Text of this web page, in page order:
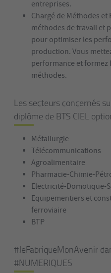
entreprises.
Chargé de Méthodes et
méthodes de travail et
pour optimiser les
production. Vous
performance et formez
méthodes.
Les secteurs concernés
diplôme de BTS CIEL
Métallurgie
Télécommunications
Agroalimentaire
Pharmacie-Chimie-
Electricité-Domotique-
Equipementiers et
ferroviaire
BTP
#JeFabriqueMonAvenir
#NUMERIQUES